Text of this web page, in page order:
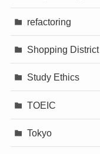
refactoring
Shopping District
Study Ethics
TOEIC
Tokyo